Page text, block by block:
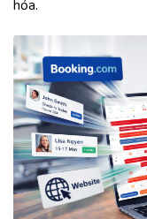
hóa.